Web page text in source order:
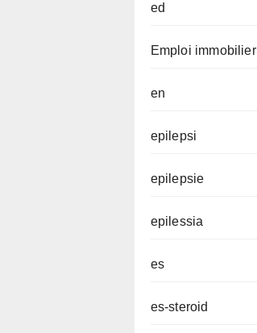
ed
Emploi immobilier
en
epilepsi
epilepsie
epilessia
es
es-steroid